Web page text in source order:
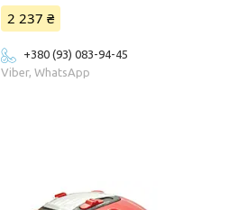
2 237 ₴
+380 (93) 083-94-45
Viber, WhatsApp